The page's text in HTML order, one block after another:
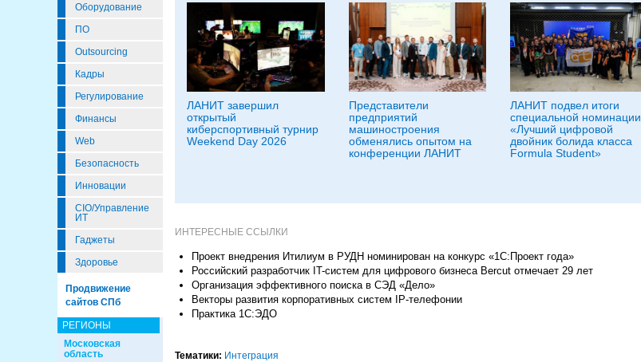
Оборудование
ПО
Outsourcing
Кадры
Регулирование
Финансы
Web
Безопасность
Инновации
CIO/Управление
ИТ
Гаджеты
Здоровье
Продвижение
сайтов СПб
РЕГИОНЫ
Московская
область
ЛАНИТ завершил
открытый
киберспортивный турнир
Weekend Day 2026
Представители
предприятий
машиностроения
обменялись опытом на
конференции ЛАНИТ
ЛАНИТ подвел итоги
специальной номинации
«Лучший цифровой
двойник болида класса
Formula Student»
ИНТЕРЕСНЫЕ ССЫЛКИ
Проект внедрения Итилиум в РУДН номинирован на конкурс «1С:Проект года»
Российский разработчик IT-систем для цифрового бизнеса Bercut отмечает 29 лет
Организация эффективного поиска в СЭД «Дело»
Векторы развития корпоративных систем IP-телефонии
Практика 1С:ЭДО
Тематики: Интеграция